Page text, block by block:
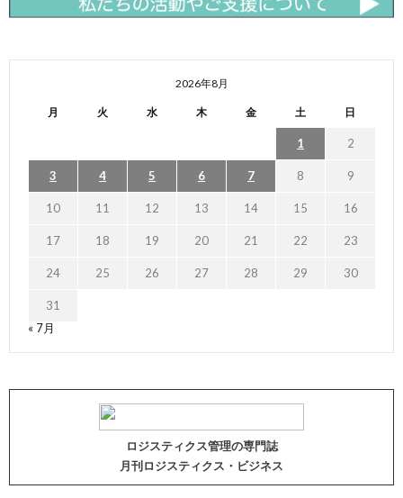
2026年8月
月 火 水 木 金 土 日
1 2
3 4 5 6 7 8 9
10 11 12 13 14 15 16
17 18 19 20 21 22 23
24 25 26 27 28 29 30
31
« 7月
ロジスティクス管理の専門誌
月刊ロジスティクス・ビジネス